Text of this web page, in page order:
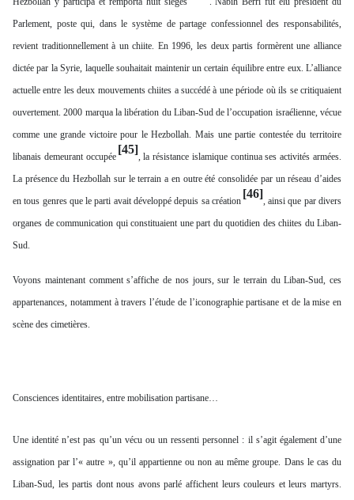
Parlement, poste qui, dans le système de partage confessionnel des responsabilités,
revient traditionnellement à un chiite. En 1996, les deux partis formèrent une alliance
dictée par la Syrie, laquelle souhaitait maintenir un certain équilibre entre eux. L’alliance
actuelle entre les deux mouvements chiites a succédé à une période où ils se critiquaient
ouvertement. 2000 marqua la libération du Liban-Sud de l’occupation israélienne, vécue
comme une grande victoire pour le Hezbollah. Mais une partie contestée du territoire
libanais demeurant occupée
[45]
, la résistance islamique continua ses activités armées.
La présence du Hezbollah sur le terrain a en outre été consolidée par un réseau d’aides
en tous genres que le parti avait développé depuis sa création
[46]
, ainsi que par divers
organes de communication qui constituaient une part du quotidien des chiites du Liban-
Sud.
Voyons maintenant comment s’affiche de nos jours, sur le terrain du Liban-Sud, ces
appartenances, notamment à travers l’étude de l’iconographie partisane et de la mise en
scène des cimetières.
Consciences identitaires, entre mobilisation partisane…
Une identité n’est pas qu’un vécu ou un ressenti personnel : il s’agit également d’une
assignation par l’« autre », qu’il appartienne ou non au même groupe. Dans le cas du
Liban-Sud, les partis dont nous avons parlé affichent leurs couleurs et leurs martyrs.